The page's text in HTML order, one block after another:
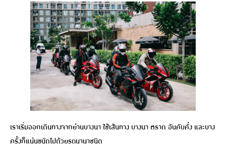
เราเริ่มออกเดินทางจากย่านบางนา ใช้เส้นทาง บางนา ตราด อันคับคั่ง และบาง
ครั้งก็แน่นขนัดไปด้วยรถนานาชนิด